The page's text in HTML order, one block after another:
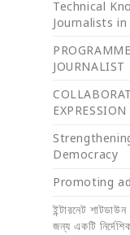
Technical
Journalists
JOURNALIST
Democracy
Promoting
ইন্টারনেট
জন্য একটি